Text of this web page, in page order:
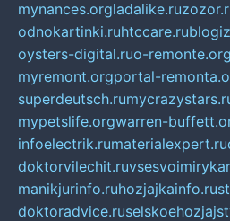
mynances.orgladalike.ru
odnokartinki.ruhtccare.ru
oysters-digital.ruo-remonte.org
myremont.orgportal-
superdeutsch.ru
mypetslife.orgwarren-
infoelectrik.rumaterialexpert.ru
doktorvilechit.ru
manikjurinfo.ruhozjajkainfo.ru
doktoradvice.ru